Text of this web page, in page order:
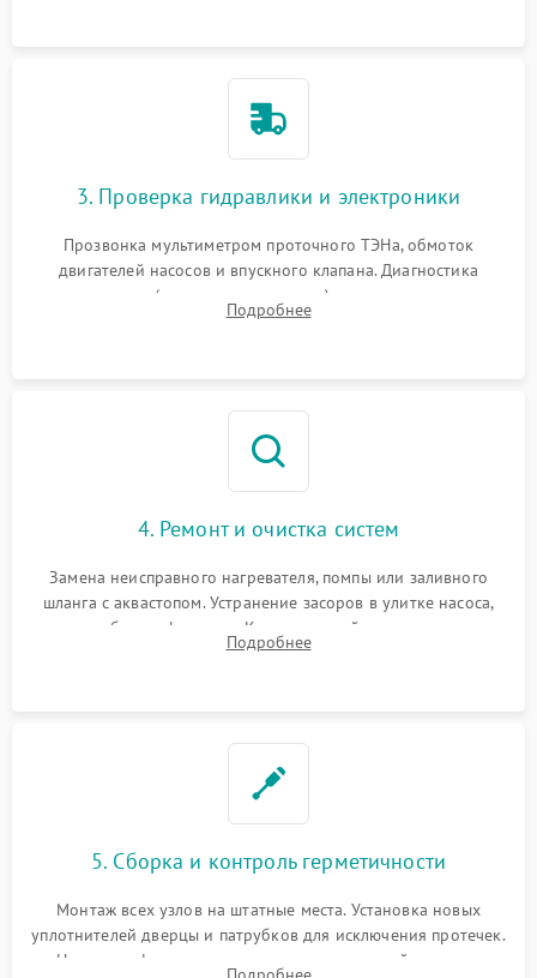
3. Проверка гидравлики и электроники
Прозвонка мультиметром проточного ТЭНа, обмоток
двигателей насосов и впускного клапана. Диагностика
прессостата (датчика уровня воды), датчика мутности,
концевика дверцы и электронного модуля управления.
Подробнее
4. Ремонт и очистка систем
Замена неисправного нагревателя, помпы или заливного
шланга с аквастопом. Устранение засоров в улитке насоса,
патрубках и фильтрах. Компонентный ремонт платы
управления, восстановление поврежденной проводки.
Подробнее
5. Сборка и контроль герметичности
Монтаж всех узлов на штатные места. Установка новых
уплотнителей дверцы и патрубков для исключения протечек.
Надежная фиксация хомутов гидравлической системы,